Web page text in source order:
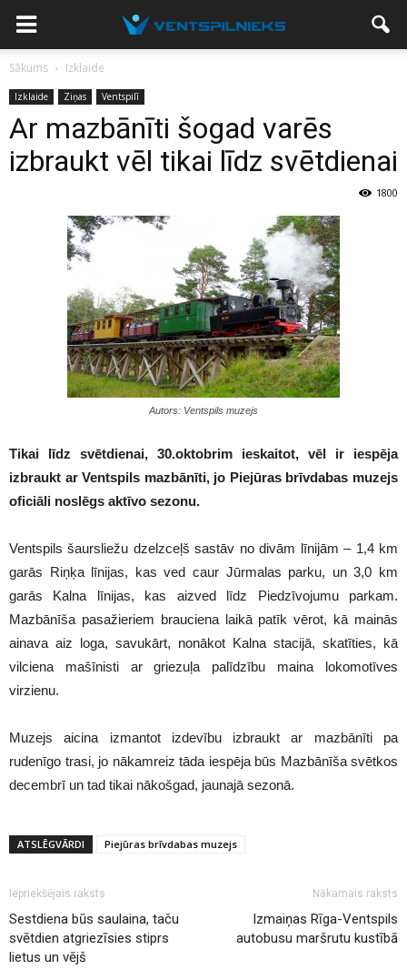
Sākums Izklaide
Izklaide Ziņas Ventspilī
Ar mazbānīti šogad varēs
izbraukt vēl tikai līdz svētdienai
1800
Autors: Ventspils muzejs
Tikai līdz svētdienai, 30.oktobrim ieskaitot, vēl ir iespēja
izbraukt ar Ventspils mazbānīti, jo Piejūras brīvdabas muzejs
oficiāli noslēgs aktīvo sezonu.
Ventspils šaursliežu dzelzceļš sastāv no divām līnijām – 1,4 km
garās Riņķa līnijas, kas ved caur Jūrmalas parku, un 3,0 km
garās Kalna līnijas, kas aizved līdz Piedzīvojumu parkam.
Mazbānīša pasažieriem brauciena laikā patīk vērot, kā mainās
ainava aiz loga, savukārt, nonākot Kalna stacijā, skatīties, kā
vilciena mašīnisti ar griezuļa palīdzību maina lokomotīves
virzienu.
Muzejs aicina izmantot izdevību izbraukt ar mazbānīti pa
rudenīgo trasi, jo nākamreiz tāda iespēja būs Mazbānīša svētkos
decembrī un tad tikai nākošgad, jaunajā sezonā.
ATSLĒGVĀRDI Piejūras brīvdabas muzejs
Iepriekšējais raksts
Sestdiena būs saulaina, taču
svētdien atgriezīsies stiprs
lietus un vējš
Nākamais raksts
Izmaiņas Rīga-Ventspils
autobusu maršrutu kustībā